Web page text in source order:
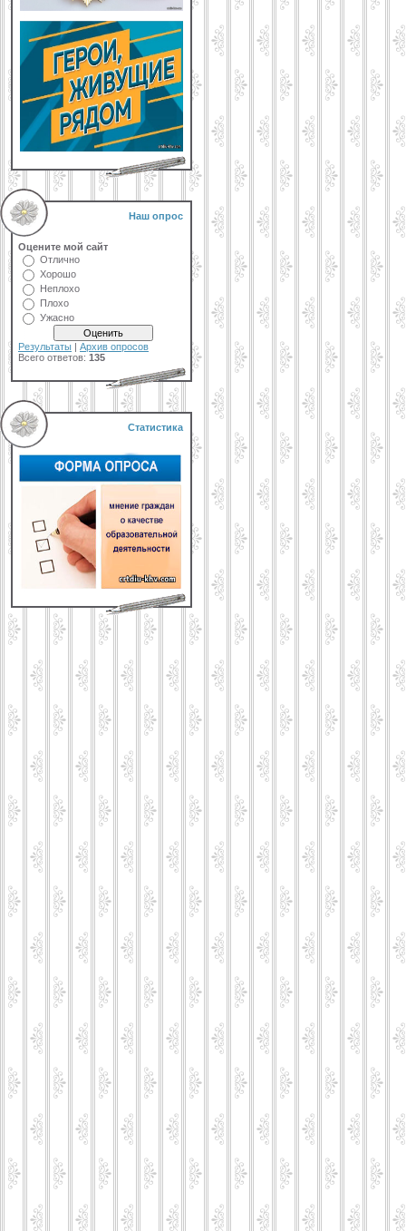
Наш опрос
Оцените мой сайт
Отлично
Хорошо
Неплохо
Плохо
Ужасно
Результаты | Архив опросов
Всего ответов: 135
Статистика